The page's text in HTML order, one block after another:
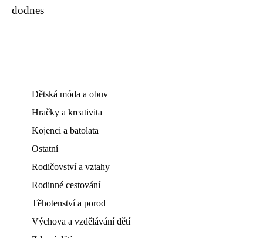
dodnes
Dětská móda a obuv
Hračky a kreativita
Kojenci a batolata
Ostatní
Rodičovství a vztahy
Rodinné cestování
Těhotenství a porod
Výchova a vzdělávání dětí